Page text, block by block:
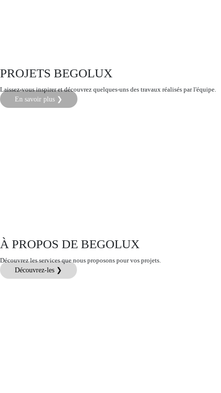
PROJETS BEGOLUX
Laissez-vous inspirer et découvrez quelques-uns des travaux réalisés par l'équipe.
En savoir plus ❯
À PROPOS DE BEGOLUX
Découvrez les services que nous proposons pour vos projets.
Découvrez-les ❯